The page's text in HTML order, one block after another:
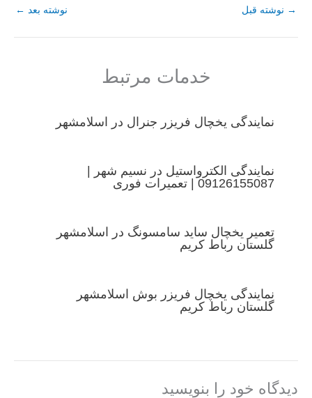
→ نوشته قبل نوشته بعد ←
خدمات مرتبط
نمایندگی یخچال فریزر جنرال در اسلامشهر
نمایندگی الکترواستیل در نسیم شهر |
09126155087 | تعمیرات فوری
تعمیر یخچال ساید سامسونگ در اسلامشهر
گلستان رباط کریم
نمایندگی یخچال فریزر بوش اسلامشهر
گلستان رباط کریم
دیدگاه‌ خود را بنویسید